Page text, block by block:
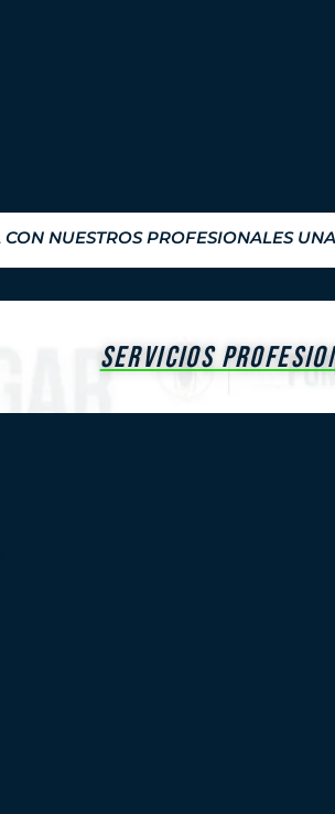
NUESTROS PROFESIONALES
SERVICIOS